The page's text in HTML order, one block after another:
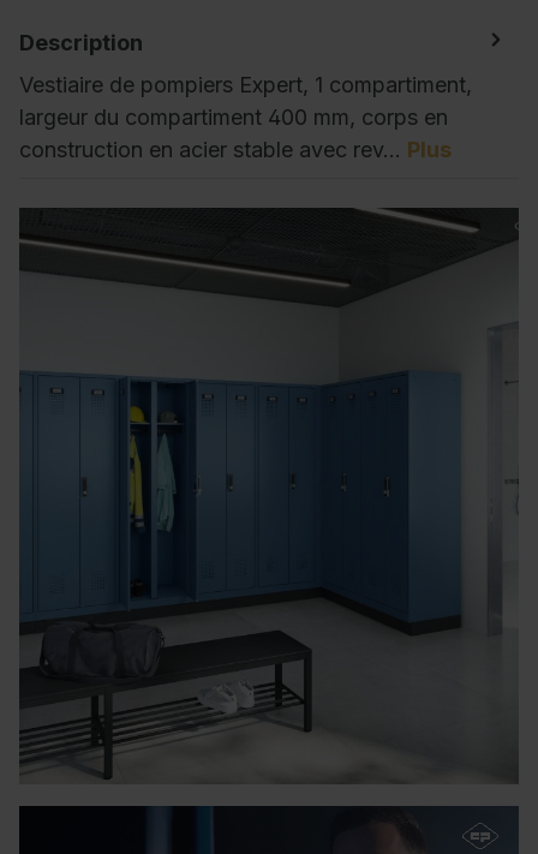
Description
Vestiaire de pompiers Expert, 1 compartiment,
largeur du compartiment 400 mm, corps en
construction en acier stable avec rev… Plus